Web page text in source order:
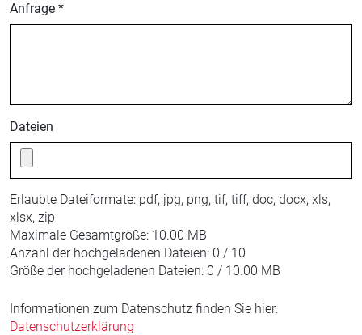
Anfrage *
Dateien
Erlaubte Dateiformate: pdf, jpg, png, tif, tiff, doc, docx, xls,
xlsx, zip
Maximale Gesamtgröße: 10.00 MB
Anzahl der hochgeladenen Dateien: 0 / 10
Größe der hochgeladenen Dateien: 0 / 10.00 MB
Informationen zum Datenschutz finden Sie hier:
Datenschutzerklärung